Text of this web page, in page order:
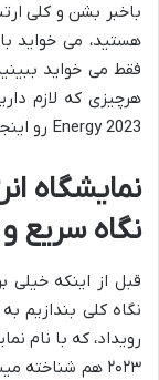
باخبر بشن و کلی
هستید، می خواید
فقط می خواید
Energy 2023 رو اینجا پیدا می کنید.
نگاه سریع
قبل از اینکه خیلی
رویداد، که با نام
۲۰۲۳ هم